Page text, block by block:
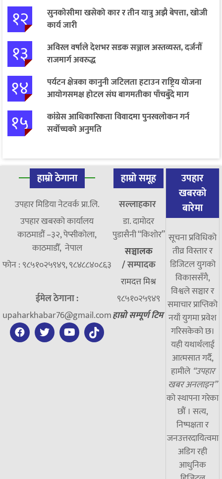
१२
सुनकोसीमा खसेको कार र तीन यात्रु अझै बेपत्ता, खोजी
कार्य जारी
१३
अविरल वर्षाले देशभर सडक सञ्जाल अस्तव्यस्त, दर्जनौँ
राजमार्ग अवरुद्ध
१४
पर्यटन क्षेत्रका कानुनी जटिलता हटाउन राष्ट्रिय योजना
आयोगसमक्ष होटल संघ बागमतीका पाँचबुँदे माग
१५
कांग्रेस आधिकारिकता विवादमा पुनरवलोकन गर्न
सर्वोच्चको अनुमति
हाम्रो ठेगाना
उपहार मिडिया नेटवर्क प्रा.लि.
उपहार खबरको कार्यालय
काठमाडौं –३२, पेप्सीकोला,
काठमाडौँ, नेपाल
फोन : ९८५१०२५९४९, ९८४८८४०८६३
ईमेल ठेगाना :
upaharkhabar76@gmail.com
हाम्रो समूह
सल्लाहकार
डा. दामाेदर
पुडासैनी “किशाेर”
सञ्चालक
/सम्पादक
रामदत्त मिश्र
९८५१०२५९४९
हाम्रो सम्पूर्ण टिम
उपहार
खबरको
बारेमा
सूचना प्रविधिको
तीव्र विस्तार र
डिजिटल युगको
विकाससँगै,
विश्वले सञ्चार र
समाचार प्राप्तिको
नयाँ युगमा प्रवेश
गरिसकेको छ।
यही यथार्थलाई
आत्मसात गर्दै,
हामीले “उपहार
खबर अनलाइन”
को स्थापना गरेका
छौं । सत्य,
निष्पक्षता र
जनउत्तरदायित्वमा
अडिग रही
आधुनिक